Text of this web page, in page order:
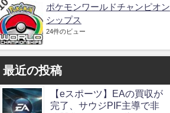
ポケモンワールドチャンピオン
シップス
24件のビュー
最近の投稿
【eスポーツ】EAの買収が
完了、サウジPIF主導で非